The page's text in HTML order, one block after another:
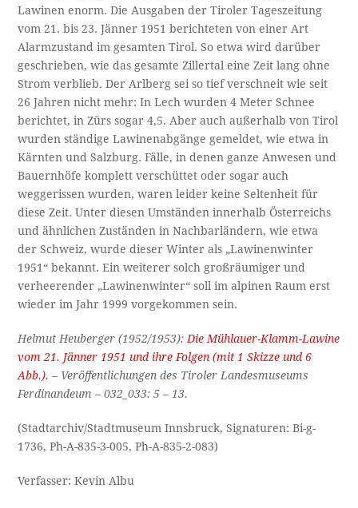
Lawinen enorm. Die Ausgaben der Tiroler Tageszeitung
vom 21. bis 23. Jänner 1951 berichteten von einer Art
Alarmzustand im gesamten Tirol. So etwa wird darüber
geschrieben, wie das gesamte Zillertal eine Zeit lang ohne
Strom verblieb. Der Arlberg sei so tief verschneit wie seit
26 Jahren nicht mehr: In Lech wurden 4 Meter Schnee
berichtet, in Zürs sogar 4,5. Aber auch außerhalb von Tirol
wurden ständige Lawinenabgänge gemeldet, wie etwa in
Kärnten und Salzburg. Fälle, in denen ganze Anwesen und
Bauernhöfe komplett verschüttet oder sogar auch
weggerissen wurden, waren leider keine Seltenheit für
diese Zeit. Unter diesen Umständen innerhalb Österreichs
und ähnlichen Zuständen in Nachbarländern, wie etwa
der Schweiz, wurde dieser Winter als „Lawinenwinter
1951“ bekannt. Ein weiterer solch großräumiger und
verheerender „Lawinenwinter“ soll im alpinen Raum erst
wieder im Jahr 1999 vorgekommen sein.
Helmut Heuberger (1952/1953):Die Mühlauer-Klamm-Lawine
vom 21. Jänner 1951 und ihre Folgen (mit 1 Skizze und 6
Abb.). – Veröffentlichungen des Tiroler Landesmuseums
Ferdinandeum – 032_033: 5 – 13.
(Stadtarchiv/Stadtmuseum Innsbruck, Signaturen: Bi-g-
1736, Ph-A-835-3-005, Ph-A-835-2-083)
Verfasser: Kevin Albu